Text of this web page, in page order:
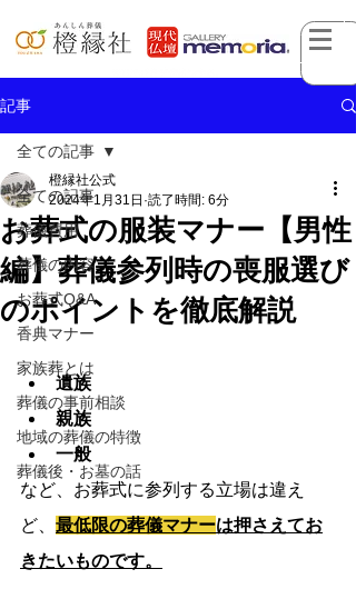
記事
全ての記事
葬儀費用
葬儀の内容
お葬式Q&A
香典マナー
家族葬とは
葬儀の事前相談
地域の葬儀の特徴
葬儀後・お墓の話
全ての記事
お葬式の服装マナー【男性
編】葬儀参列時の喪服選び
のポイントを徹底解説
橙縁社公式
2024年1月31日 読了時間: 6分
遺族
親族
一般
など、お葬式に参列する立場は違え
ど、 最低限の葬儀マナーは押さえてお
きたいものです。